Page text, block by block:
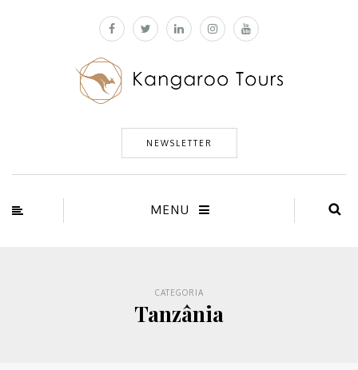
NEWSLETTER
MENU
CATEGORIA
Tanzânia